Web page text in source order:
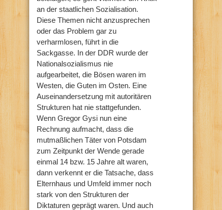
an der staatlichen Sozialisation.
Diese Themen nicht anzusprechen
oder das Problem gar zu
verharmlosen, führt in die
Sackgasse. In der DDR wurde der
Nationalsozialismus nie
aufgearbeitet, die Bösen waren im
Westen, die Guten im Osten. Eine
Auseinandersetzung mit autoritären
Strukturen hat nie stattgefunden.
Wenn Gregor Gysi nun eine
Rechnung aufmacht, dass die
mutmaßlichen Täter von Potsdam
zum Zeitpunkt der Wende gerade
einmal 14 bzw. 15 Jahre alt waren,
dann verkennt er die Tatsache, dass
Elternhaus und Umfeld immer noch
stark von den Strukturen der
Diktaturen geprägt waren. Und auch